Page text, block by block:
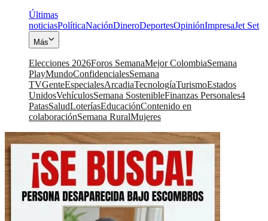
Últimas
noticiasPolíticaNaciónDineroDeportesOpiniónImpresaJet Set
Más
Elecciones 2026Foros SemanaMejor ColombiaSemana
PlayMundoConfidencialesSemana
TVGenteEspecialesArcadiaTecnologíaTurismoEstados
UnidosVehículosSemana SostenibleFinanzas Personales4
PatasSaludLoteríasEducaciónContenido en
colaboraciónSemana RuralMujeres